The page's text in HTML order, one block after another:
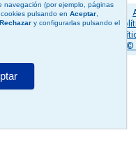
Copyright
navegación (por ejemplo, páginas
pulsando enAceptar
Rechazar y configurarlas pulsando el